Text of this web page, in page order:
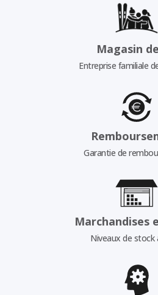
Magasin
Entreprise familiale
Garantie de
Marchandises
Niveaux de stock